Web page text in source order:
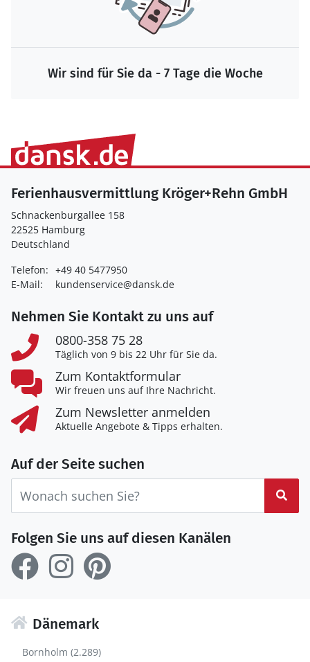
Wir sind für Sie da - 7 Tage die Woche
Ferienhausvermittlung Kröger+Rehn GmbH
Schnackenburgallee 158
22525 Hamburg
Deutschland
Telefon: +49 40 5477950
E-Mail:
kundenservice@dansk.de
Nehmen Sie Kontakt zu uns auf
0800-358 75 28
Täglich von 9 bis 22 Uhr für Sie da.
Zum Kontaktformular
Wir freuen uns auf Ihre Nachricht.
Zum Newsletter anmelden
Aktuelle Angebote & Tipps erhalten.
Auf der Seite suchen
Folgen Sie uns auf diesen Kanälen
Dänemark
Bornholm (2.289)